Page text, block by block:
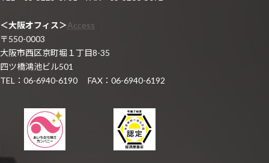
＜大阪オフィス＞Access
〒550-0003
大阪市西区京町堀１丁目8-35
四ツ橋鴻池ビル501
TEL：06-6940-6190 FAX：06-6940-6192